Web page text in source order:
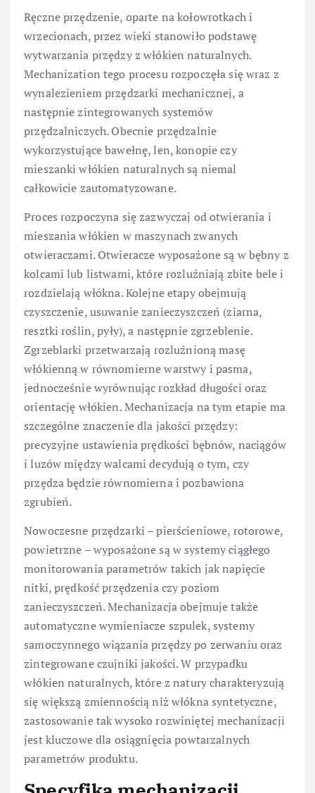
Ręczne przędzenie, oparte na kołowrotkach i
wrzecionach, przez wieki stanowiło podstawę
wytwarzania przędzy z włókien naturalnych.
Mechanization tego procesu rozpoczęła się wraz z
wynalezieniem przędzarki mechanicznej, a
następnie zintegrowanych systemów
przędzalniczych. Obecnie przędzalnie
wykorzystujące bawełnę, len, konopie czy
mieszanki włókien naturalnych są niemal
całkowicie zautomatyzowane.
Proces rozpoczyna się zazwyczaj od otwierania i
mieszania włókien w maszynach zwanych
otwieraczami. Otwieracze wyposażone są w bębny z
kolcami lub listwami, które rozluźniają zbite bele i
rozdzielają włókna. Kolejne etapy obejmują
czyszczenie, usuwanie zanieczyszczeń (ziarna,
resztki roślin, pyły), a następnie zgrzeblenie.
Zgrzeblarki przetwarzają rozluźnioną masę
włókienną w równomierne warstwy i pasma,
jednocześnie wyrównując rozkład długości oraz
orientację włókien. Mechanizacja na tym etapie ma
szczególne znaczenie dla jakości przędzy:
precyzyjne ustawienia prędkości bębnów, naciągów
i luzów między walcami decydują o tym, czy
przędza będzie równomierna i pozbawiona
zgrubień.
Nowoczesne przędzarki – pierścieniowe, rotorowe,
powietrzne – wyposażone są w systemy ciągłego
monitorowania parametrów takich jak napięcie
nitki, prędkość przędzenia czy poziom
zanieczyszczeń. Mechanizacja obejmuje także
automatyczne wymieniacze szpulek, systemy
samoczynnego wiązania przędzy po zerwaniu oraz
zintegrowane czujniki jakości. W przypadku
włókien naturalnych, które z natury charakteryzują
się większą zmiennością niż włókna syntetyczne,
zastosowanie tak wysoko rozwiniętej mechanizacji
jest kluczowe dla osiągnięcia powtarzalnych
parametrów produktu.